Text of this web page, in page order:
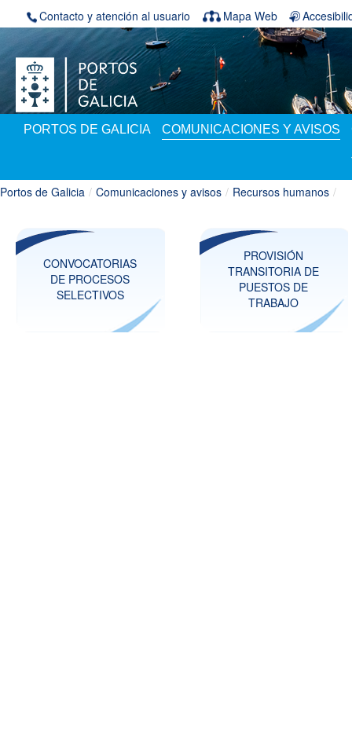
Saltar al contenido
Contacto y atención al usuario Mapa Web
PORTOS DE GALICIA COMUNICACIONES Y AVISOS
Portos de Galicia / Comunicaciones y avisos / Recursos humanos /
CONVOCATORIAS
DE PROCESOS
SELECTIVOS
PROVISIÓN
TRANSITORIA DE
PUESTOS DE
TRABAJO